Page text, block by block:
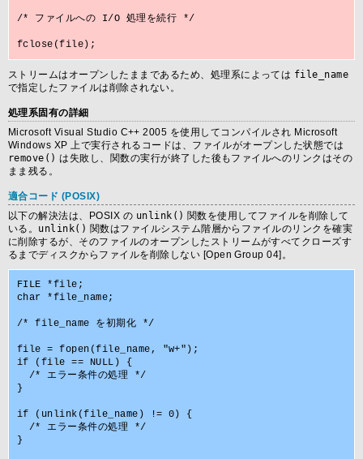
/* ファイルへの I/O 処理を続行 */
ストリームはオープンしたままであるため、処理系によっては file_name
で指定したファイルは削除されない。
処理系固有の詳細
Microsoft Visual Studio C++ 2005 を使用してコンパイルされ Microsoft
Windows XP 上で実行されるコードは、ファイルがオープンした状態では
remove() は失敗し、関数の実行が終了した後もファイルへのリンクはその
まま残る。
適合コード (POSIX)
以下の解決法は、POSIX の unlink() 関数を使用してファイルを削除して
いる。 unlink() 関数はファイルシステム階層からファイルのリンクを確実
に削除するが、そのファイルのオープンしたストリームがすべてクローズす
るまでディスクからファイルを削除しない [Open Group 04]。
FILE *file;
char *file_name;
/* file_name を初期化 */
file = fopen(file_name, "w+");
if (file == NULL) {
}
if (unlink(file_name) != 0) {
}